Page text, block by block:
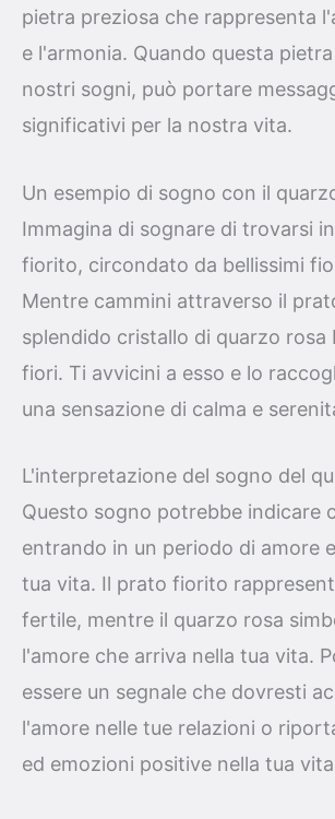
pietra preziosa che rappresenta
e l'armonia. Quando questa
nostri sogni, può portare
significativi per la nostra vita.
Un esempio di sogno con il
Immagina di sognare di trovarsi
fiorito, circondato da bellissimi
Mentre cammini attraverso il
splendido cristallo di quarzo rosa
fiori. Ti avvicini a esso e lo
una sensazione di calma e
L'interpretazione del sogno del
Questo sogno potrebbe indicare
entrando in un periodo di amore
tua vita. Il prato fiorito
fertile, mentre il quarzo rosa
l'amore che arriva nella tua vita.
essere un segnale che dovresti
l'amore nelle tue relazioni o
ed emozioni positive nella tua